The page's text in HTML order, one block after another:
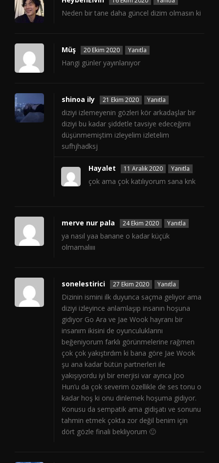
Neden bir tane daha güncel dizim olmasın ki
Müş 20 Ekim 2020 Yanıtla
Hangi günler yayınlanıyor
shinoa ily 21 Ekim 2020 Yanıtla
diziyi izlemeyenin gözleri kör arkadaşlar bir
diziyi bu kadar şiddetle tavsiye edeceğimi
düşünmemiştim izleyelim izletelim
sufhjhadksj
Hayalet 11 Aralık 2020 Yanıtla
çok ama çok katılıyorum sana knk
merve nur pala 24 Ekim 2020 Yanıtla
ya nasıl yaa banane o kadar küçük
olmamalıııı
sonelestirici 27 Ekim 2020 Yanıtla
Dizinin ismini ilk duyunca saçma geliyor ama
diziyi izleyince anlamlaşıp insanın hoşuna
gidiyor Go Ara ve Jae Wook hayranı bir
insanım ikisini de oyunculuklarını
beğeniyorum farklı görünmelerine rağmen
çok çok yakıştırdım ki bana göre Jae Wook
şu ana kadar bütün partnerleri ile
yakışıyordu iyi bir enerjisi var ayrıca Joo
Hun’u da çok severim özellikle de ses tonu o
kadar hoş ki onu dinlemek hoşuma gidiyor.
Konusu da sempatik ama gidişatı ve sonunu
tahmin etmek çokta zor değil benim için
dört gözle finali bekliyorum 🙂